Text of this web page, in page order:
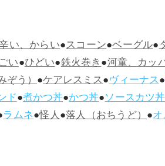
い、からい●スコーン●ベーグル●
い●ひどい●鉄火巻き●河童、カッ
ぞう）●ケアレスミス●ヴィーナス●
ド●煮かつ丼●かつ丼●ソースカツ丼
ラムネ●怪人●落人（おちうど）●